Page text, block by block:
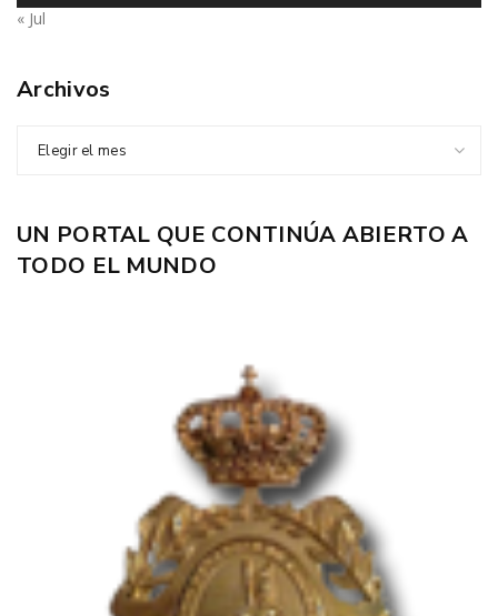
« Jul
Archivos
Elegir el mes
UN PORTAL QUE CONTINÚA ABIERTO A
TODO EL MUNDO